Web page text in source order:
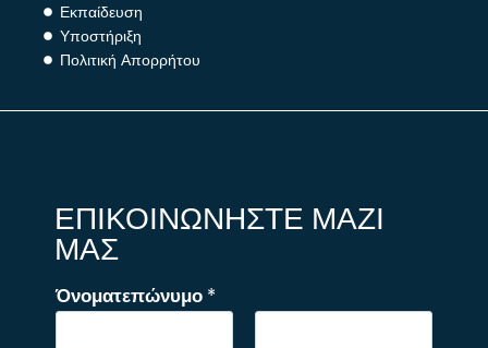
Εκπαίδευση
Υποστήριξη
Πολιτική Απορρήτου
ΕΠΙΚΟΙΝΩΝΗΣΤΕ ΜΑΖΙ
ΜΑΣ
Όνοματεπώνυμο *